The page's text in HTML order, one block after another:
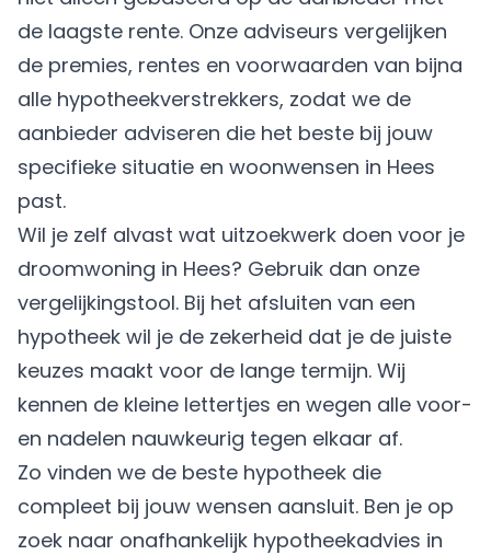
de laagste rente. Onze adviseurs vergelijken
de premies, rentes en voorwaarden van bijna
alle hypotheekverstrekkers, zodat we de
aanbieder adviseren die het beste bij jouw
specifieke situatie en woonwensen in Hees
past.
Wil je zelf alvast wat uitzoekwerk doen voor je
droomwoning in Hees? Gebruik dan onze
vergelijkingstool. Bij het afsluiten van een
hypotheek wil je de zekerheid dat je de juiste
keuzes maakt voor de lange termijn. Wij
kennen de kleine lettertjes en wegen alle voor-
en nadelen nauwkeurig tegen elkaar af.
Zo vinden we de beste hypotheek die
compleet bij jouw wensen aansluit. Ben je op
zoek naar onafhankelijk hypotheekadvies in